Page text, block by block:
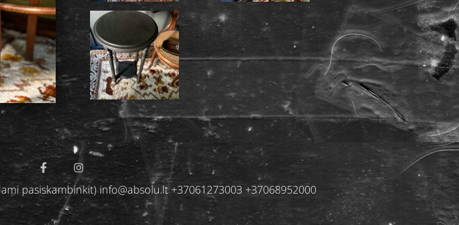
pasiskambinkit) info@absolu.lt +37061273003 +37068952000